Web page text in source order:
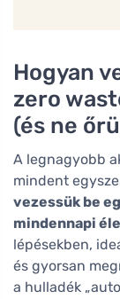
Hogyan
zero
(és ne
A legnagyobb
mindent
vezessük be
mindennapi
lépésekben,
és gyorsan
a hulladék